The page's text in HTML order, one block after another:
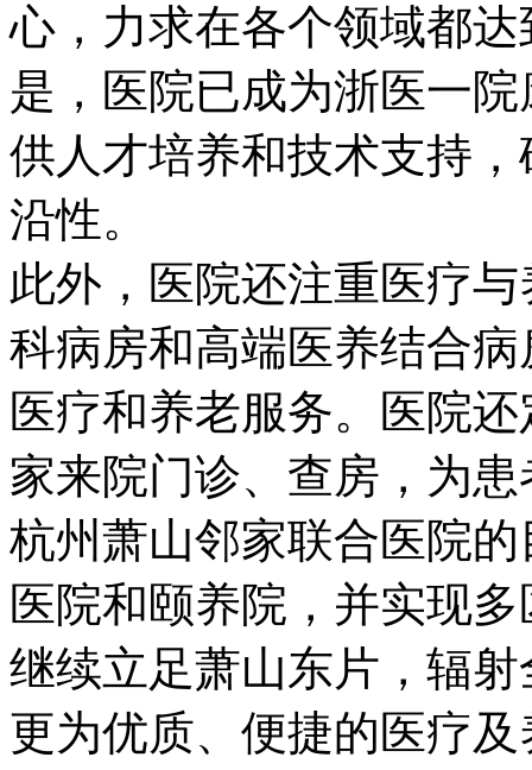
心，力求在各个领域都
是，医院已成为浙医一
供人才培养和技术支持
沿性。
此外，医院还注重医疗
科病房和高端医养结合
医疗和养老服务。医院
家来院门诊、查房，为
杭州萧山邻家联合医院
医院和颐养院，并实现
继续立足萧山东片，辐
更为优质、便捷的医疗